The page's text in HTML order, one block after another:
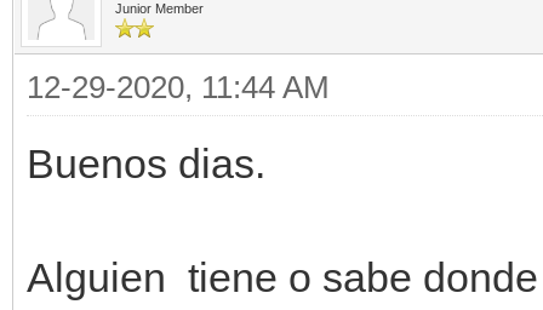
Junior Member
12-29-2020, 11:44 AM
Buenos dias.
Alguien tiene o sabe